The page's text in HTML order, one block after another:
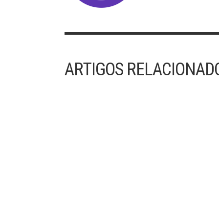
ARTIGOS